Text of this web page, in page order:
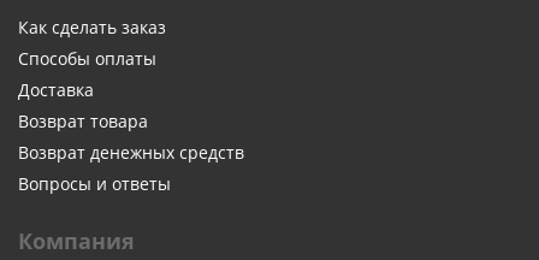
Как сделать заказ
Способы оплаты
Доставка
Возврат товара
Возврат денежных средств
Вопросы и ответы
Компания